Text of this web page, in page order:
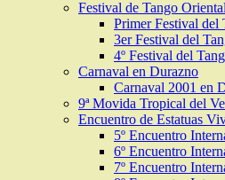
Festival de Tango Oriental
Primer Festival del
3er Festival del
4º Festival del
Carnaval en Durazno
Carnaval 2001 en
9ª Movida Tropical del
Encuentro de Estatuas
5º Encuentro
6º Encuentro
7º Encuentro